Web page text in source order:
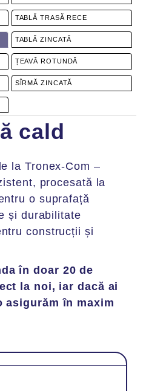
TABLĂ TRASĂ RECE
TABLĂ ZINCATĂ
ȚEAVĂ ROTUNDĂ
SÎRMĂ ZINCATĂ
cald
la Tronex-Com –
procesată la
o suprafață
și durabilitate
construcții și
în doar 20 de
la noi, iar dacă ai
asigurăm în maxim